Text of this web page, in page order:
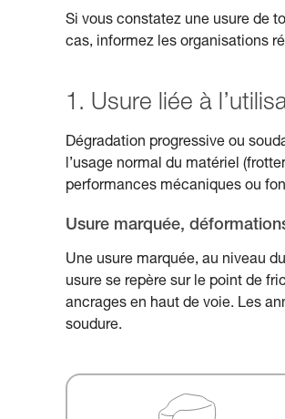
Si vous constatez une usure de
cas, informez les organisations
1. Usure liée à
Dégradation progressive ou
l’usage normal du matériel
performances mécaniques ou
Usure marquée,
Une usure marquée, au niveau
usure se repère sur le point de
ancrages en haut de voie. Les
soudure.